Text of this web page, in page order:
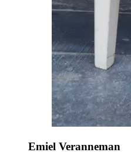
Emiel Veranneman